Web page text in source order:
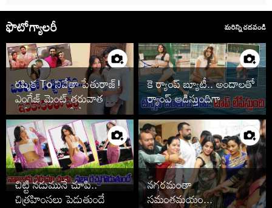
ఫొటోగ్యాలరీ మరిన్ని చదవండి
రష్మిక To నివేతా పేతురాజ్!
ఎంగేజ్ మెంట్ తరువాత పెళ్లి
ఆపేసిన స్టార్స్ వీరే
కె ర్యాంప్ బ్యూటీ.. అందాలతో
ర్యాంప్ ఆడిస్తుందిగా
చిట్టి నడుమునే చూపి..
చిత్రహింసలు పెడుతుందే
నగరమంతా
సమంతమయం...